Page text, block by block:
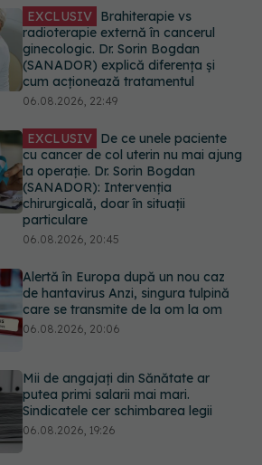
EXCLUSIV De ce unele paciente
cu cancer de col uterin nu mai ajung
la operație. Dr. Sorin Bogdan
(SANADOR): Intervenția
chirurgicală, doar în situații
particulare
06.08.2026, 20:45
Alertă în Europa după un nou caz
de hantavirus Anzi, singura tulpină
care se transmite de la om la om
06.08.2026, 20:06
putea primi salarii mai mari.
Sindicatele cer schimbarea legii
06.08.2026, 19:26
care pot fi tratate fără operație. Dr.
Sorin Bogdan (SANADOR): Chirurgia
este indicată doar punctual, pentru
anumite categorii de paciente